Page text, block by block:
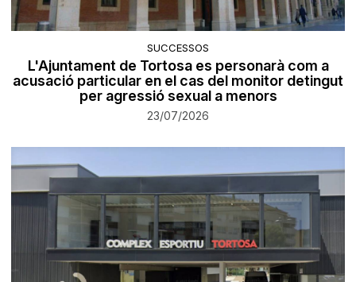
SUCCESSOS
L'Ajuntament de Tortosa es personarà com a
acusació particular en el cas del monitor detingut
per agressió sexual a menors
23/07/2026